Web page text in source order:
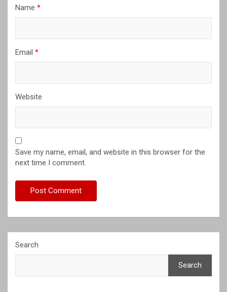
Name *
Email *
Website
Save my name, email, and website in this browser for the
next time I comment.
Search
Search